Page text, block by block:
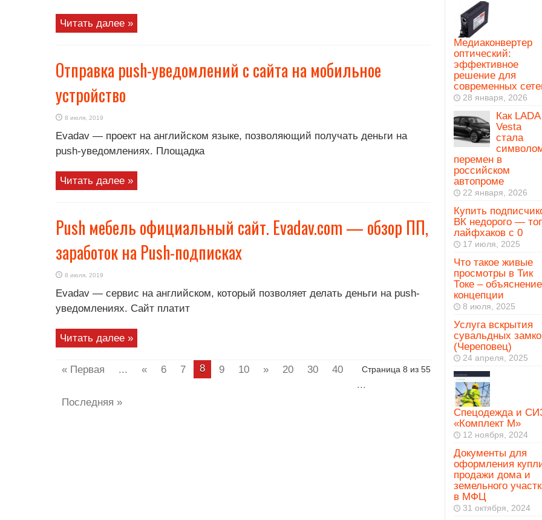
Читать далее »
Отправка push-уведомлений с сайта на мобильное
устройство
8 июля, 2019
Evadav — проект на английском языке, позволяющий получать деньги на
push-уведомлениях. Площадка
Читать далее »
Push мебель официальный сайт. Evadav.com — обзор ПП,
заработок на Push-подписках
8 июля, 2019
Evadav — сервис на английском, который позволяет делать деньги на push-
уведомлениях. Сайт платит
Читать далее »
Страница 8 из 55
« Первая ... « 6 7 8 9 10 » 20 30
40
...
Последняя »
Медиаконвертер
оптический:
эффективное
решение для
современных
28 января, 2026
Как LADA
Vesta
стала
перемен в
российском
автопроме
22 января, 2026
Купить
ВК недорого —
лайфхаков с 0
17 июля, 2025
Что такое живые
просмотры в Тик
Токе – объяснение
концепции
8 июля, 2025
Услуга вскрытия
сувальдных
(Череповец)
24 апреля, 2025
Спецодежда и
«Комплект М»
12 ноября, 2024
Документы для
оформления
продажи дома и
земельного
в МФЦ
31 октября, 2024